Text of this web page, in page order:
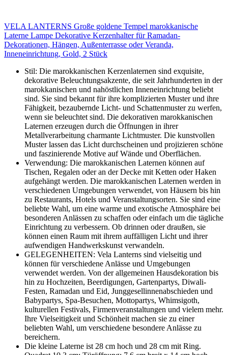
VELA LANTERNS Große goldene Tempel marokkanische
Laterne Lampe Dekorative Kerzenhalter für Ramadan-
Dekorationen, Hängen, Außenterrasse oder Veranda,
Inneneinrichtung, Gold, 2 Stück
Stil: Die marokkanischen Kerzenlaternen sind exquisite,
dekorative Beleuchtungsakzente, die seit Jahrhunderten in der
marokkanischen und nahöstlichen Inneneinrichtung beliebt
sind. Sie sind bekannt für ihre komplizierten Muster und ihre
Fähigkeit, bezaubernde Licht- und Schattenmuster zu werfen,
wenn sie beleuchtet sind. Die dekorativen marokkanischen
Laternen erzeugen durch die Öffnungen in ihrer
Metallverarbeitung charmante Lichtmuster. Die kunstvollen
Muster lassen das Licht durchscheinen und projizieren schöne
und faszinierende Motive auf Wände und Oberflächen.
Verwendung: Die marokkanischen Laternen können auf
Tischen, Regalen oder an der Decke mit Ketten oder Haken
aufgehängt werden. Die marokkanischen Laternen werden in
verschiedenen Umgebungen verwendet, von Häusern bis hin
zu Restaurants, Hotels und Veranstaltungsorten. Sie sind eine
beliebte Wahl, um eine warme und exotische Atmosphäre bei
besonderen Anlässen zu schaffen oder einfach um die tägliche
Einrichtung zu verbessern. Ob drinnen oder draußen, sie
können einen Raum mit ihrem auffälligen Licht und ihrer
aufwendigen Handwerkskunst verwandeln.
GELEGENHEITEN: Vela Lanterns sind vielseitig und
können für verschiedene Anlässe und Umgebungen
verwendet werden. Von der allgemeinen Hausdekoration bis
hin zu Hochzeiten, Beerdigungen, Gartenpartys, Diwali-
Festen, Ramadan und Eid, Junggesellinnenabschieden und
Babypartys, Spa-Besuchen, Mottopartys, Whimsigoth,
kulturellen Festivals, Firmenveranstaltungen und vielem mehr.
Ihre Vielseitigkeit und Schönheit machen sie zu einer
beliebten Wahl, um verschiedene besondere Anlässe zu
bereichern.
Die kleine Laterne ist 28 cm hoch und 28 cm mit Ring.